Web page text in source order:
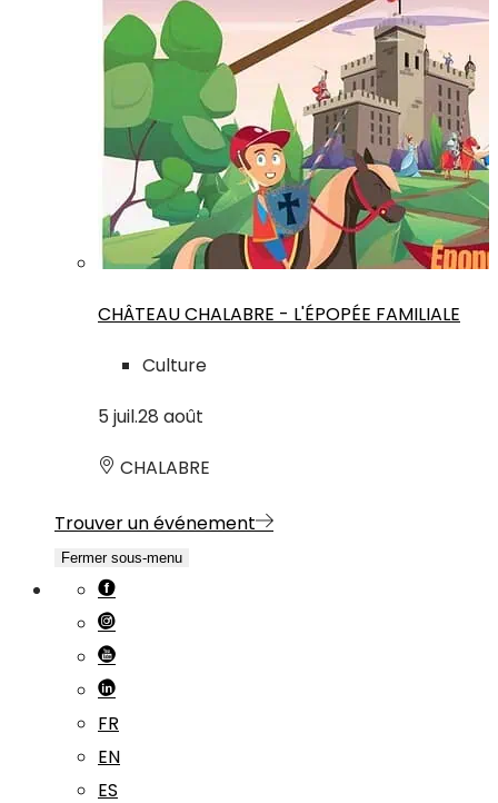
CHÂTEAU CHALABRE - L'ÉPOPÉE FAMILIALE
Culture
5 juil.28 août
CHALABRE
Trouver un événement
Fermer sous-menu
FR
EN
ES